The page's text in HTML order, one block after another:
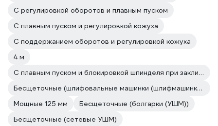
С регулировкой оборотов и плавным пуском
С плавным пуском и регулировкой кожуха
С поддержанием оборотов и регулировкой кожуха
4 м
С плавным пуском и блокировкой шпинделя при заклинивании диска
Бесщеточные (шлифовальные машинки (шлифмашинки))
Мощные 125 мм
Бесщеточные (болгарки (УШМ))
Бесщеточные (сетевые УШМ)